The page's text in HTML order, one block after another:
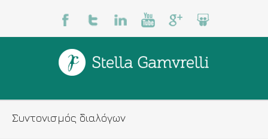
Συντονισμός διαλόγων